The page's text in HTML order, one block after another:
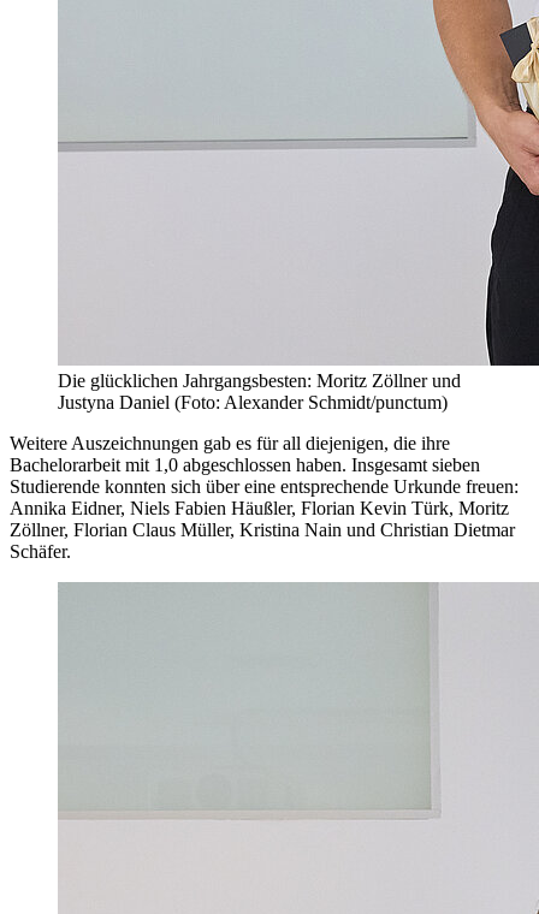
Die glücklichen Jahrgangsbesten: Moritz Zöllner und
Justyna Daniel (Foto: Alexander Schmidt/punctum)
Weitere Auszeichnungen gab es für all diejenigen, die ihre
Bachelorarbeit mit 1,0 abgeschlossen haben. Insgesamt sieben
Studierende konnten sich über eine entsprechende Urkunde freuen:
Annika Eidner, Niels Fabien Häußler, Florian Kevin Türk, Moritz
Zöllner, Florian Claus Müller, Kristina Nain und Christian Dietmar
Schäfer.